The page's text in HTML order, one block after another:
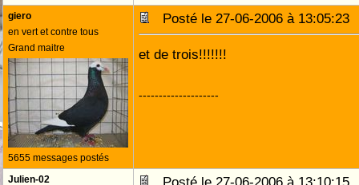
giero
en vert et contre tous
Grand maitre
5655 messages postés
Posté le 27-06-2006 à
et de trois!!!!!!!
--------------------
Julien-02
Posté le 27-06-2006 à